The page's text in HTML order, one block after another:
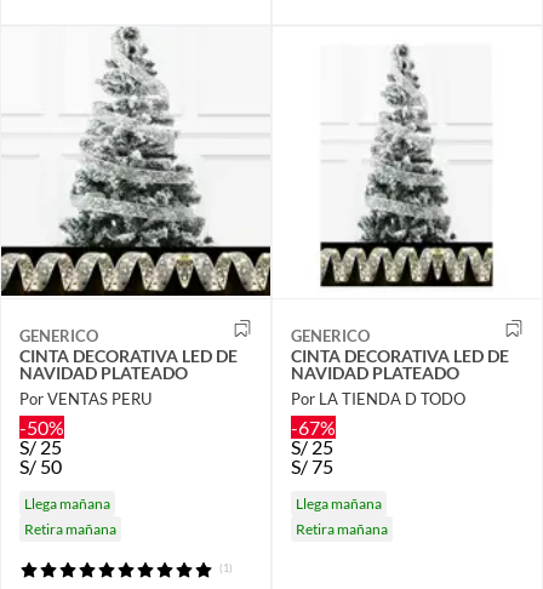
GENERICO
CINTA DECORATIVA LED DE
NAVIDAD PLATEADO
Por VENTAS PERU
-50%
S/25
S/ 50
Llega mañana
Retira mañana
(1)
GENERICO
CINTA DECORATIVA LED DE
NAVIDAD PLATEADO
Por LA TIENDA D TODO
-67%
S/25
S/75
Llega mañana
Retira mañana